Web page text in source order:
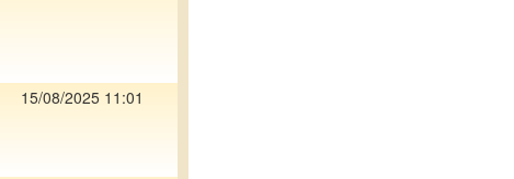
15/08/2025 11:01